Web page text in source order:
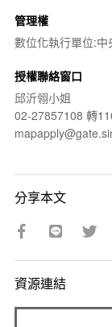
管理權
數位化執行單位:
授權聯絡窗口
邱沂翎小姐
02-27857108 轉
分享本文
資源連結